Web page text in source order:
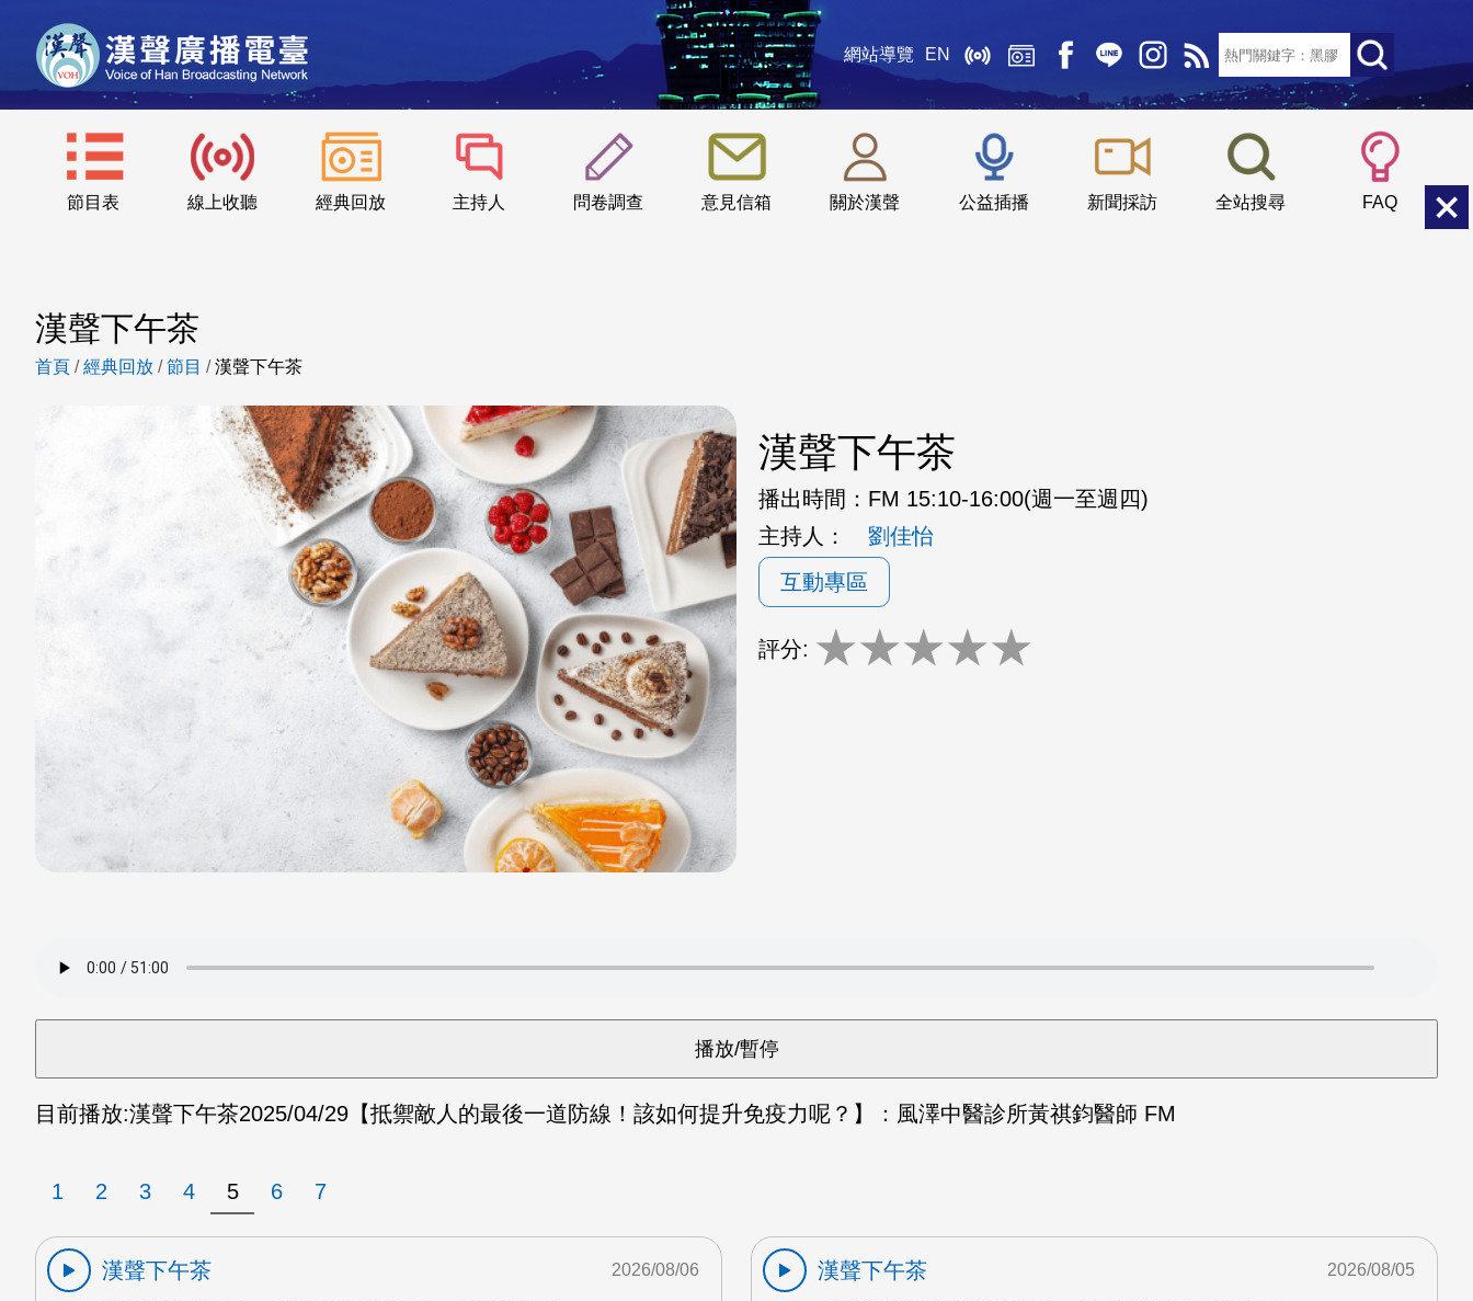
網站導覽 EN
節目表 線上收聽 經典回放 主持人 問卷調查 意見信箱 關於漢聲 公益插播 新聞採訪 全站搜尋 FAQ
::: 小 中
漢聲下午茶
首頁 /經典回放 /節目 /漢聲下午茶
漢聲下午茶
播出時間： FM 15:10-16:00(週一至週四)
主持人：
劉佳怡
互動專區
評分: ★★★★★
目前播放:漢聲下午茶2025/04/29 【抵禦敵人的最後一道防線！該如何提升免疫力呢？】：風澤中醫診所黃祺鈞醫師 FM
1 2 3 4 5 6 7
漢聲下午茶
2026/08/06
漢聲下午茶
2026/08/05